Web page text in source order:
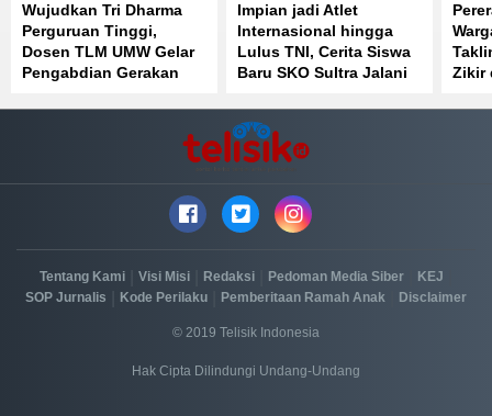
Wujudkan Tri Dharma
Perguruan Tinggi,
Dosen TLM UMW Gelar
Pengabdian Gerakan
Muara Sampara
Impian jadi Atlet
Internasional hingga
Lulus TNI, Cerita Siswa
Baru SKO Sultra Jalani
Zikir
Tentang Kami Visi Misi Redaksi Pedoman Media Siber KEJ
SOP Jurnalis Kode Perilaku Pemberitaan Ramah Anak Disclaimer
© 2019 Telisik Indonesia
Hak Cipta Dilindungi Undang-Undang